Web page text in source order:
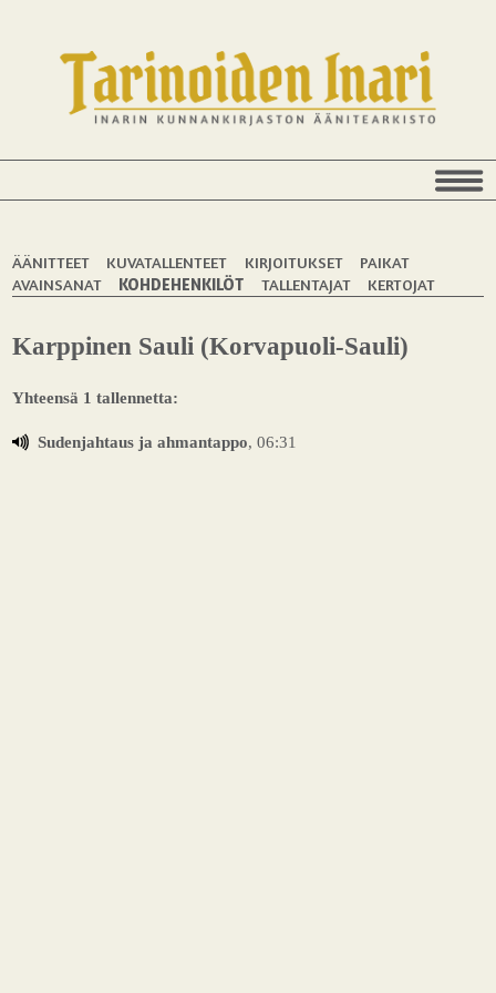
ÄÄNITTEET KUVATALLENTEET KIRJOITUKSET
PAIKAT
AVAINSANAT
KOHDEHENKILÖT TALLENTAJAT KERTOJAT
Karppinen Sauli (Korvapuoli-Sauli)
Yhteensä 1 tallennetta:
Sudenjahtaus ja ahmantappo, 06:31